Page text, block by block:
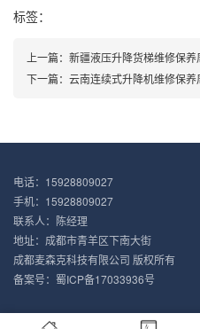
标签：
上一篇： 新疆液压升降货梯维修保
下一篇： 云南连续式升降机维修保
电话：15928809027
手机：15928809027
联系人：陈经理
地址：成都市青羊区下南大街
成都麦森克科技有限公司 版权所有
备案号： 蜀ICP备17033936号